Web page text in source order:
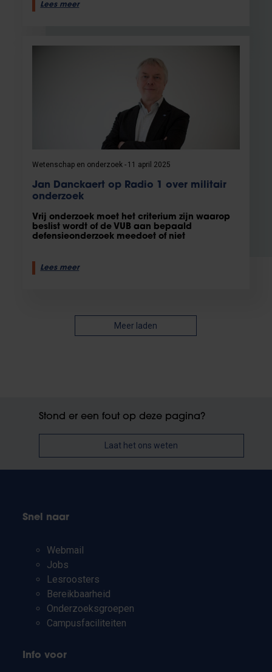
Lees meer
Wetenschap en onderzoek 11 april 2025
Jan Danckaert op Radio 1 over militair
onderzoek
Vrij onderzoek moet het criterium zijn waarop
beslist wordt of de VUB aan bepaald
defensieonderzoek meedoet of niet
Lees meer
Meer laden
Stond er een fout op deze pagina?
Laat het ons weten
Snel naar
Webmail
Jobs
Lesroosters
Bereikbaarheid
Onderzoeksgroepen
Campusfaciliteiten
Info voor